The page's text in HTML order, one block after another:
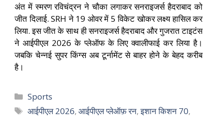
अंत में स्मरण रविचंद्रन ने चौका लगाकर सनराइजर्स हैदराबाद को
जीत दिलाई. SRH ने 19 ओवर में 5 विकेट खोकर लक्ष्य हासिल कर
लिया. इस जीत के साथ ही सनराइजर्स हैदराबाद और गुजरात टाइटंस
ने आईपीएल 2026 के प्लेऑफ के लिए क्वालीफाई कर लिया है।
जबकि चेन्नई सुपर किंग्स अब टूर्नामेंट से बाहर होने के बेहद करीब
है।
Sports
आईपीएल 2026,आईपीएल प्लेऑफ़ रन,इशान किशन 70,